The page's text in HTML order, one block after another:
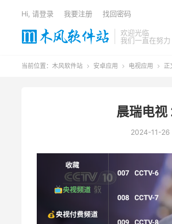
欢迎光临
我们一直在努力
Hi, 请登录 我要注册 找回密码
当前位置： 木风软件站  安卓应用  电视应用  正
晨瑞电
2024-11-26